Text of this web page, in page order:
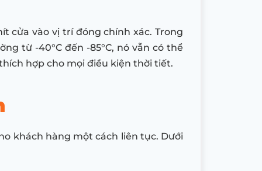
cửa vào vị trí đóng chính xác. Trong
từ -40°C đến -85°C, nó vẫn có thể
hợp cho mọi điều kiện thời tiết.
khách hàng một cách liên tục. Dưới